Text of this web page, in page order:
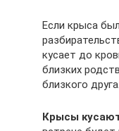
Если крыса
кусает до
близких
близкого друга.
Крысы